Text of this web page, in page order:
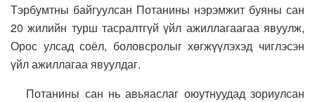
Тэрбумтны байгуулсан Потанины нэрэмжит буяны сан
20 жилийн турш тасралтгүй үйл ажиллагаагаа явуулж,
Орос улсад соёл, боловсролыг хөгжүүлэхэд чиглэсэн
үйл ажиллагаа явуулдаг.
Потанины сан нь авьяаслаг оюутнуудад зориулсан